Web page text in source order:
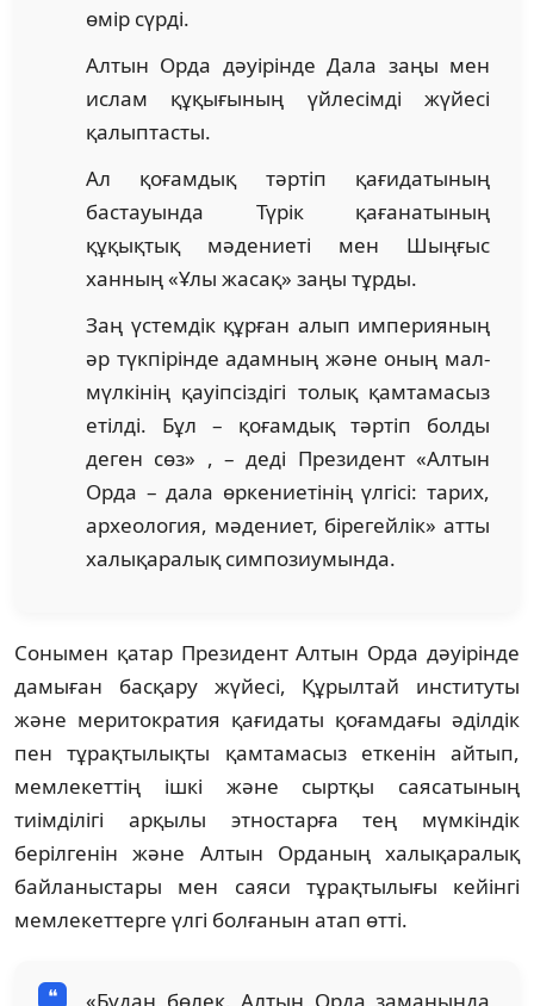
өмір сүрді.
Алтын Орда дәуірінде Дала заңы мен
ислам құқығының үйлесімді жүйесі
қалыптасты.
Ал қоғамдық тәртіп қағидатының
бастауында Түрік қағанатының
құқықтық мәдениеті мен Шыңғыс
ханның «Ұлы жасақ» заңы тұрды.
Заң үстемдік құрған алып империяның
әр түкпірінде адамның және оның мал-
мүлкінің қауіпсіздігі толық қамтамасыз
етілді. Бұл – қоғамдық тәртіп болды
деген сөз» , – деді Президент «Алтын
Орда – дала өркениетінің үлгісі: тарих,
археология, мәдениет, бірегейлік» атты
халықаралық симпозиумында.
Сонымен қатар Президент Алтын Орда дәуірінде
дамыған басқару жүйесі, Құрылтай институты
және меритократия қағидаты қоғамдағы әділдік
пен тұрақтылықты қамтамасыз еткенін айтып,
мемлекеттің ішкі және сыртқы саясатының
тиімділігі арқылы этностарға тең мүмкіндік
берілгенін және Алтын Орданың халықаралық
байланыстары мен саяси тұрақтылығы кейінгі
мемлекеттерге үлгі болғанын атап өтті.
«Бұдан бөлек, Алтын Орда заманында